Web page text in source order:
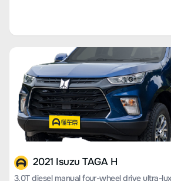
2021 Isuzu TAGA H